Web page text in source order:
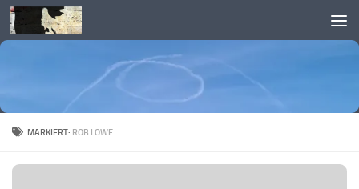
Skip to content
MARKIERT: ROB LOWE